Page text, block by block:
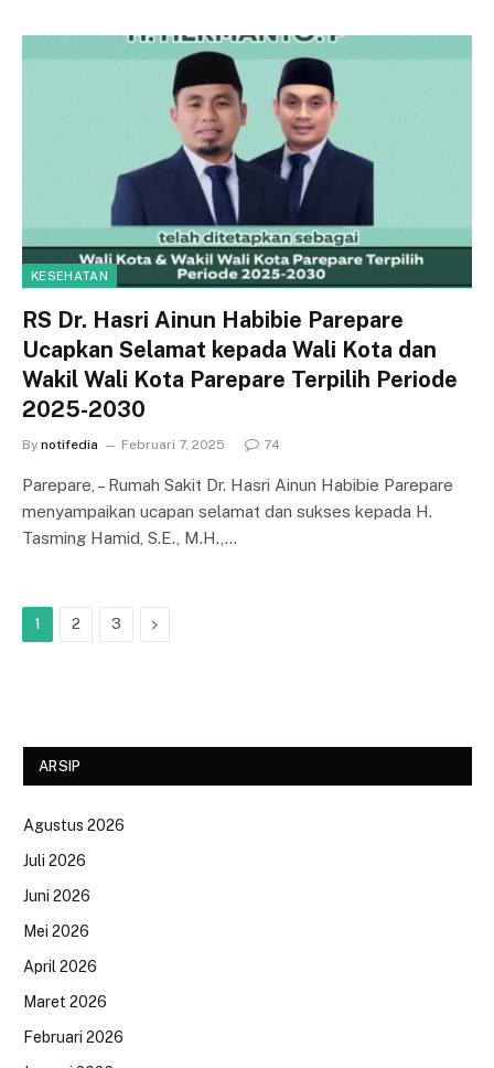
KESEHATAN
RS Dr. Hasri Ainun Habibie Parepare
Ucapkan Selamat kepada Wali Kota dan
Wakil Wali Kota Parepare Terpilih Periode
2025-2030
By notifedia Februari 7, 2025 74
Parepare, – Rumah Sakit Dr. Hasri Ainun Habibie Parepare
menyampaikan ucapan selamat dan sukses kepada H.
Tasming Hamid, S.E., M.H.,…
1 2 3 Next
ARSIP
Agustus 2026
Juli 2026
Juni 2026
Mei 2026
April 2026
Maret 2026
Februari 2026